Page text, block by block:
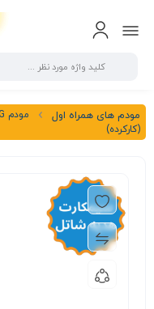
مودم های همراه اول
(کارکرده)